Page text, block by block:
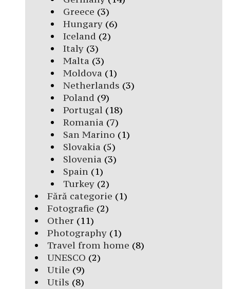
Greece (3)
Hungary(6)
Iceland (2)
Italy(3)
Malta (3)
Moldova (1)
Netherlands (3)
Poland (9)
Portugal(18)
Romania (7)
San Marino (1)
Slovakia (5)
Slovenia (3)
Spain(1)
Turkey(2)
Fără categorie (1)
Fotografie (2)
Other (11)
Photography (1)
Travel from home (8)
UNESCO (2)
Utile (9)
Utils (8)